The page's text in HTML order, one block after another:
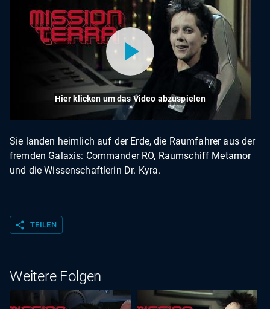
Hier klicken um das Video abzuspielen
Sie landen heimlich auf der Erde, die Raumfahrer aus der
fremden Galaxis: Commander RO, Raumschiff Metamor
und die Wissenschaftlerin Dr. Kyra.
share TEILEN
Weitere Folgen